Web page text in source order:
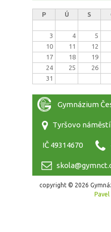
P Ú S
3
4 5
10
11 12
17
18 19
24
25 26
31
Gymnázium
Tyršovo náměstí
IČ 49314670
copyright © 2026
Pavel